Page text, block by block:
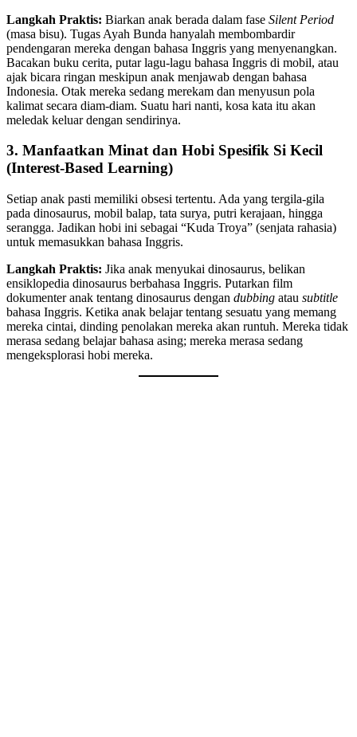
Langkah Praktis: Biarkan anak berada dalam fase Silent Period
(masa bisu). Tugas Ayah Bunda hanyalah membombardir
pendengaran mereka dengan bahasa Inggris yang menyenangkan.
Bacakan buku cerita, putar lagu-lagu bahasa Inggris di mobil, atau
ajak bicara ringan meskipun anak menjawab dengan bahasa
Indonesia. Otak mereka sedang merekam dan menyusun pola
kalimat secara diam-diam. Suatu hari nanti, kosa kata itu akan
meledak keluar dengan sendirinya.
3. Manfaatkan Minat dan Hobi Spesifik Si Kecil
(Interest-Based Learning)
Setiap anak pasti memiliki obsesi tertentu. Ada yang tergila-gila
pada dinosaurus, mobil balap, tata surya, putri kerajaan, hingga
serangga. Jadikan hobi ini sebagai “Kuda Troya” (senjata rahasia)
untuk memasukkan bahasa Inggris.
Langkah Praktis: Jika anak menyukai dinosaurus, belikan
ensiklopedia dinosaurus berbahasa Inggris. Putarkan film
dokumenter anak tentang dinosaurus dengan dubbing atau subtitle
bahasa Inggris. Ketika anak belajar tentang sesuatu yang memang
mereka cintai, dinding penolakan mereka akan runtuh. Mereka tidak
merasa sedang belajar bahasa asing; mereka merasa sedang
mengeksplorasi hobi mereka.